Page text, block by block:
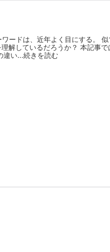
ワードは、近年よく目にする。
解しているだろうか？ 本記事
違い...続きを読む